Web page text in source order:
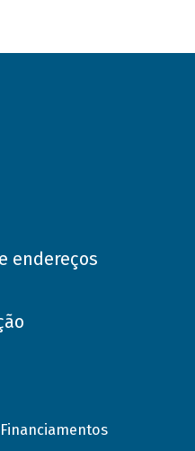
endereços
Financiamentos